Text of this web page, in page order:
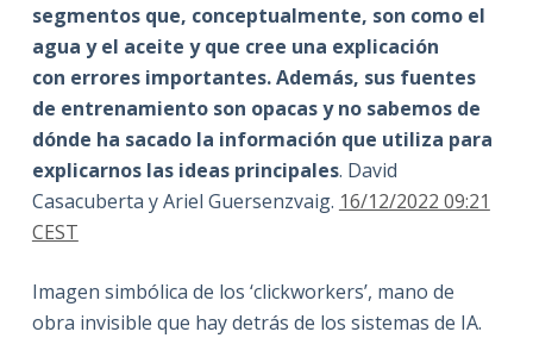
segmentos que, conceptualmente, son como el
agua y el aceite y que cree una explicación
con errores importantes. Además, sus fuentes
de entrenamiento son opacas y no sabemos de
dónde ha sacado la información que utiliza para
explicarnos las ideas principales. David
Casacuberta y Ariel Guersenzvaig. 16/12/2022 09:21
CEST
Imagen simbólica de los ‘clickworkers’, mano de
obra invisible que hay detrás de los sistemas de IA.